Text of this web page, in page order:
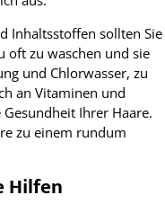
Inhaltsstoffen sollten Sie
oft zu waschen und sie
und Chlorwasser, zu
an Vitaminen und
Ihrer Haare.
zu einem rundum
Hilfen